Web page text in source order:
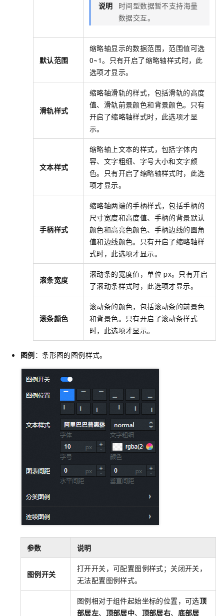
说明
时间型数据暂不支持海量
数据交互。
默认范围
缩略轴显示的数据范围，范围值可选
0~1。只有开启了缩略轴样式时，此
选项才显示。
滑轨样式
缩略轴滑轨的样式，包括滑轨的高度
值、滑轨前景颜色和背景颜色。只有
开启了缩略轴样式时，此选项才显
示。
文本样式
缩略轴上文本的样式，包括字体内
容、文字粗细、字号大小和文字颜
色。只有开启了缩略轴样式时，此选
项才显示。
手柄样式
缩略轴两端的手柄样式，包括手柄的
尺寸宽度和高度值、手柄的背景默认
颜色和高亮色颜色、手柄边线的圆角
值和边线颜色。只有开启了缩略轴样
式时，此选项才显示。
滚条宽度
滚动条的宽度值，单位 px。只有开启
了滚动条样式时，此选项才显示。
滚条颜色
滚动条的颜色，包括滚动条的前景色
和背景色。只有开启了滚动条样式
时，此选项才显示。
图例：条形图的图例样式。
参数 说明
图例开关
打开开关，可配置图例样式；关闭开关，
无法配置图例样式。
图例相对于组件起始坐标的位置，可选顶
部居左、 顶部居中、 顶部居右、 底部居